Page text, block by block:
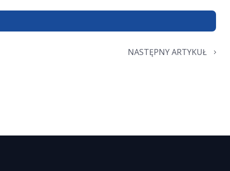
NASTĘPNY ARTYKUŁ